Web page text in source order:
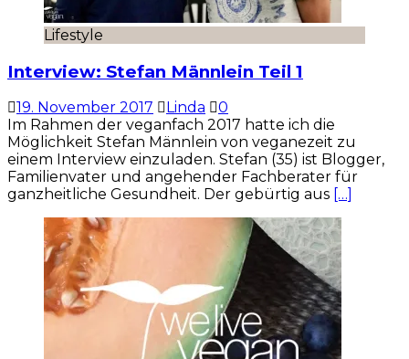
Lifestyle
Interview: Stefan Männlein Teil 1
19. November 2017 Linda
0
Im Rahmen der veganfach 2017 hatte ich die
Möglichkeit Stefan Männlein von veganezeit zu
einem Interview einzuladen. Stefan (35) ist Blogger,
Familienvater und angehender Fachberater für
ganzheitliche Gesundheit. Der gebürtig aus […]